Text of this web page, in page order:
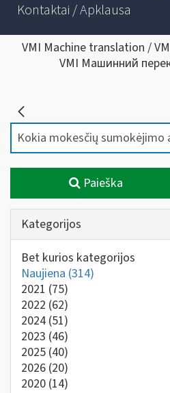
Kontaktai / Apklausa
VMI Machine translation /
VMI Машинний
Paieška
Kategorijos
Bet kurios kategorijos
Naujiena (314)
2021 (75)
2022 (62)
2024 (51)
2023 (46)
2025 (40)
2026 (20)
2020 (14)